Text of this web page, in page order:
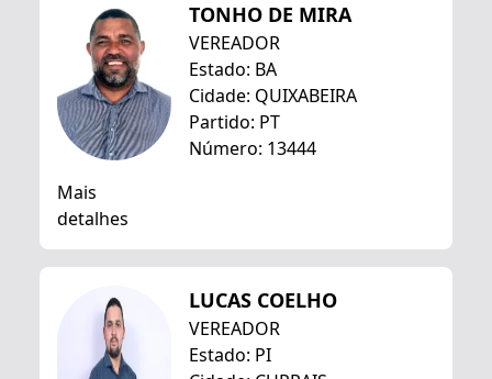
TONHO DE MIRA
VEREADOR
Estado: BA
Cidade: QUIXABEIRA
Partido: PT
Número: 13444
Mais
detalhes
LUCAS COELHO
VEREADOR
Estado: PI